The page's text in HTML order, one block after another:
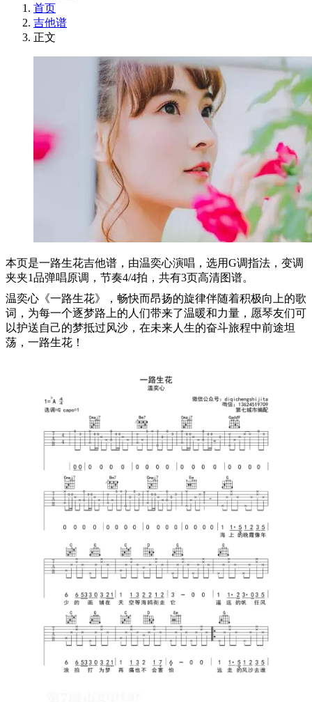
首页
吉他谱
正文
本页是一路生花吉他谱，由温奕心演唱，选用G调指法，变调
夹夹1品弹唱原调，节奏4/4拍，共有3页高清图谱。
温奕心《一路生花》，畅快而昂扬的旋律伴随着积极向上的歌
词，为每一个逐梦路上的人们带来了温暖和力量，愿琴友们可
以护送自己的梦抵过风沙，在未来人生的奋斗旅程中前途坦
荡，一路生花！